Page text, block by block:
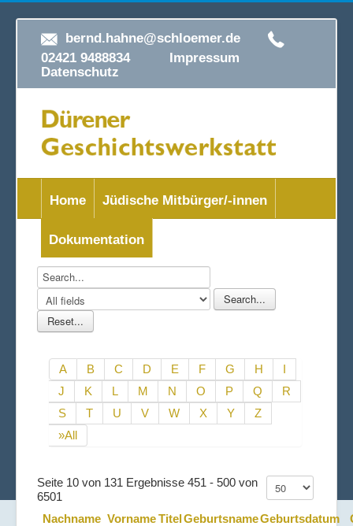
bernd.hahne@schloemer.de
02421 9488834 Impressum
Datenschutz
Home Jüdische Mitbürger/-innen
Dokumentation
A B C D E F G H
I
J
K L M N O P Q
R
S
T U V W X Y
Z
»All
Seite 10 von 131 Ergebnisse 451 - 500 von
6501
Nachname VornameTitelGeburtsnameGeburtsdatum